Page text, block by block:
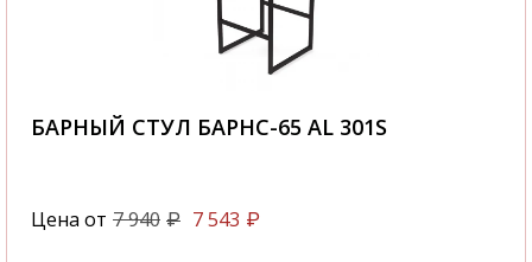
БАРНЫЙ СТУЛ БАРНС-65 AL 301S
Цена от 7 940 ₽ 7 543 ₽